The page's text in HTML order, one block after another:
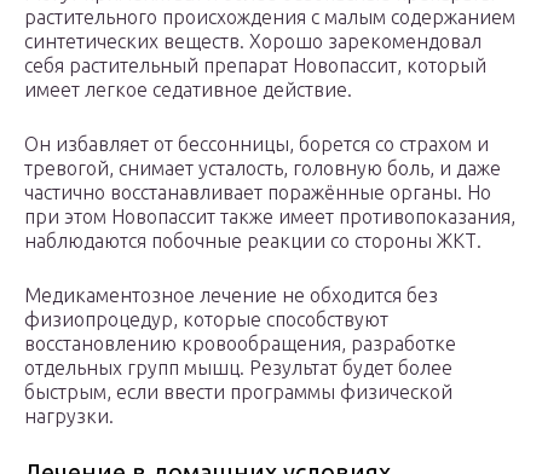
растительного происхождения с малым содержанием
синтетических веществ. Хорошо зарекомендовал
себя растительный препарат Новопассит, который
имеет легкое седативное действие.
Он избавляет от бессонницы, борется со страхом и
тревогой, снимает усталость, головную боль, и даже
частично восстанавливает поражённые органы. Но
при этом Новопассит также имеет противопоказания,
наблюдаются побочные реакции со стороны ЖКТ.
Медикаментозное лечение не обходится без
физиопроцедур, которые способствуют
восстановлению кровообращения, разработке
отдельных групп мышц. Результат будет более
быстрым, если ввести программы физической
нагрузки.